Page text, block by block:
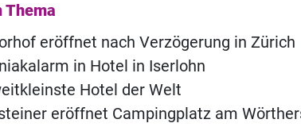
Thema
eröffnet nach Verzögerung in Zürich
in Hotel in Iserlohn
Hotel der Welt
eröffnet Campingplatz am